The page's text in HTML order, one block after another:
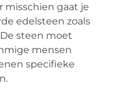
misschien gaat je
edelsteen zoals
steen moet
mensen
specifieke